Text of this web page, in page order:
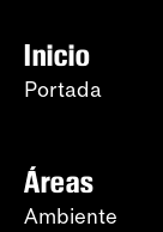
Inicio
Portada
Áreas
Ambiente